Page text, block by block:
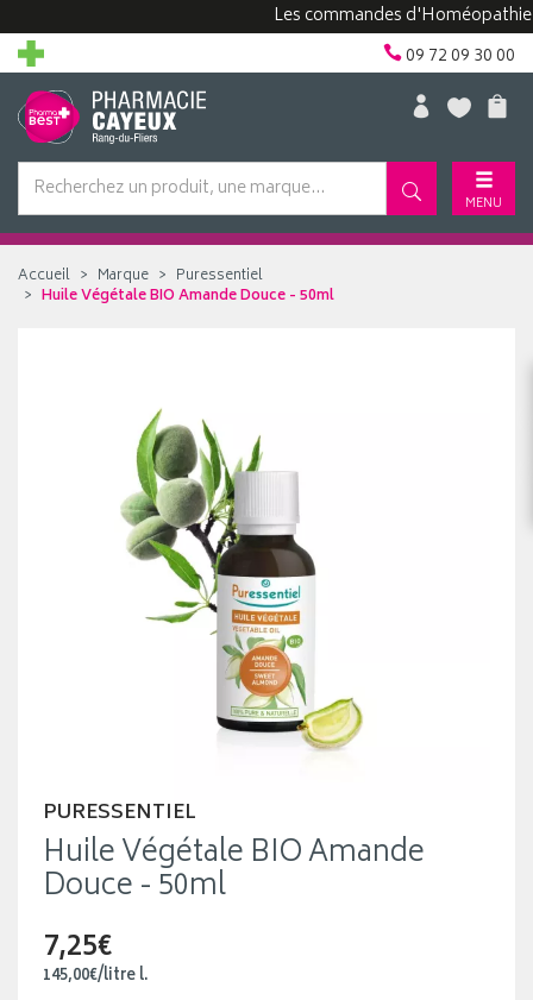
Les commandes d'Homéopathie
09 72 09 30 00
MENU
Accueil Marque
Puressentiel
Huile Végétale BIO Amande Douce - 50ml
PURESSENTIEL
Huile Végétale BIO Amande
Douce - 50ml
7,25€
145,00€/litrel.